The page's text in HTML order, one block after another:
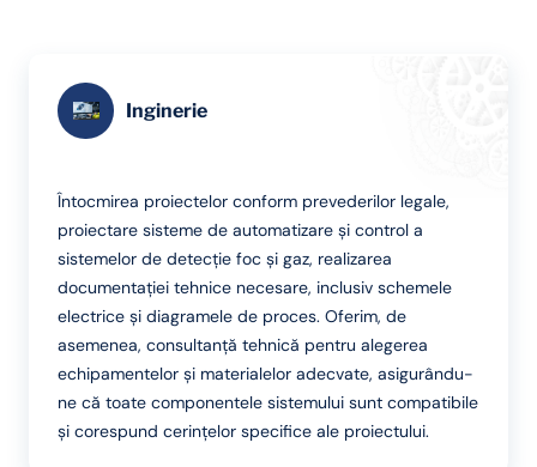
Inginerie
Întocmirea proiectelor conform prevederilor legale,
proiectare sisteme de automatizare și control a
sistemelor de detecție foc și gaz, realizarea
documentației tehnice necesare, inclusiv schemele
electrice și diagramele de proces. Oferim, de
asemenea, consultanță tehnică pentru alegerea
echipamentelor și materialelor adecvate, asigurându-
ne că toate componentele sistemului sunt compatibile
și corespund cerințelor specifice ale proiectului.